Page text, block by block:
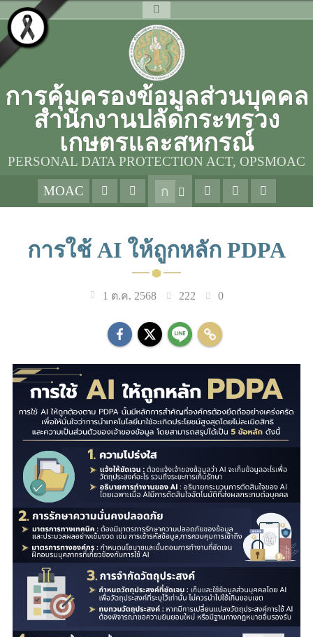
การคุ้มครองข้อมูลส่วนบุคคล
สำนักงานปลัดกระทรวง
เกษตรและสหกรณ์
PERSONAL DATA PROTECTION ACT, OPSMOAC
MOAC
ก
การใช้ AI ให้ถูกหลัก PDPA
1 ต.ค. 2568 222 0